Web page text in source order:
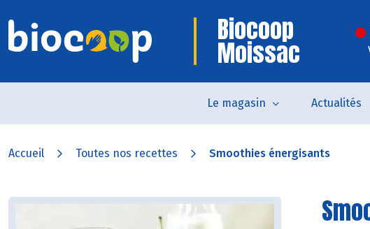
Biocoop
Moissac
Le magasin Actualités
Accueil Toutes nos recettes Smoothies énergisants